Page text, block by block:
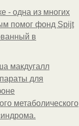
- одна из многих
помог фонд Spijt
в
макдугалл
для
метаболического